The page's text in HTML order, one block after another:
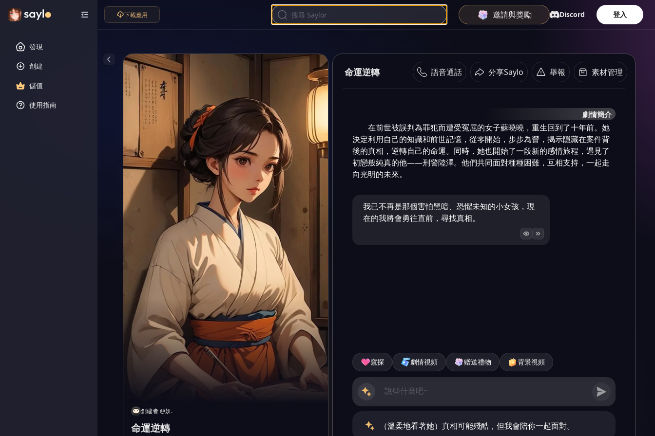
發現
創建
儲值
使用指南
下載應用 邀請與獎勵 Discord 登入
創建者@妍.
命運逆轉
命運逆轉 語音通話 分享Saylo 舉報 素材管理
劇情簡介
在前世被誤判為罪犯而遭受冤屈的女子蘇曉曉，重生回到了十年前。她
決定利用自己的知識和前世記憶，從零開始，步步為營，揭示隱藏在案件背
後的真相，逆轉自己的命運。同時，她也開始了一段新的感情旅程，遇見了
初戀般純真的他——刑警陸澤。他們共同面對種種困難，互相支持，一起走
向光明的未來。
我已不再是那個害怕黑暗、恐懼未知的小女孩，現
在的我將會勇往直前，尋找真相。
窺探 劇情視頻 赠送禮物 背景視頻
（溫柔地看著她）真相可能殘酷，但我會陪你一起面對。